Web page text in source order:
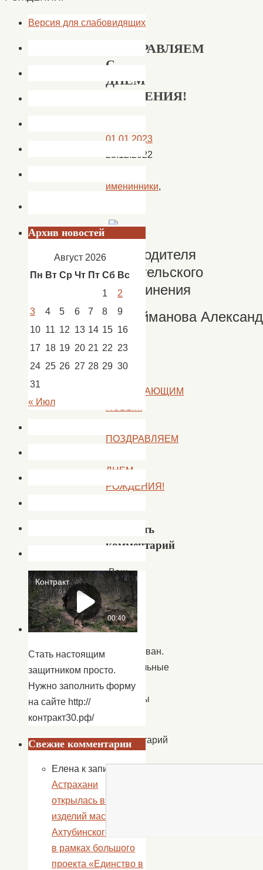
ПОЗДРАВЛЯЕМ
С
ДНЕМ
РОЖДЕНИЯ!
01.01.2023
23.12.2022
именинники,
Руководителя
любительского
объединения
Сулейманова
НАСТУПАЮЩИМ
ПОЗДРАВЛЯЕМ
ДНЕМ
РОЖДЕНИЯ!
Добавить
комментарий
Ваш
адрес
email
не
будет
опубликован.
Обязательные
поля
помечены
Комментарий
Имя
Версия для слабовидящих
Архив новостей
Август 2026
Пн Вт Ср Чт Пт Сб Вс
1
2
3
4 5 6 7 8
9
10 11 12 13 14 15 16
17 18 19 20 21 22 23
24 25 26 27 28 29 30
31
« Июл
Стать настоящим
защитником просто.
Нужно заполнить форму
на сайте http://
контракт30.рф/
Свежие комментарии
Елена к записи
Астрахани
открылась выставка
изделий мастеров
Ахтубинского района
в рамках большого
проекта «Единство в